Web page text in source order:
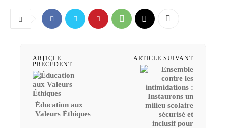
ARTICLE
PRÉCÉDENT
Éducation aux
Valeurs Éthiques
ARTICLE SUIVANT